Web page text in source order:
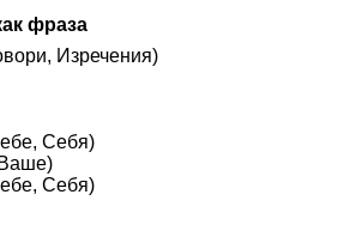
фраза
Изречения)
Себя)
Себя)